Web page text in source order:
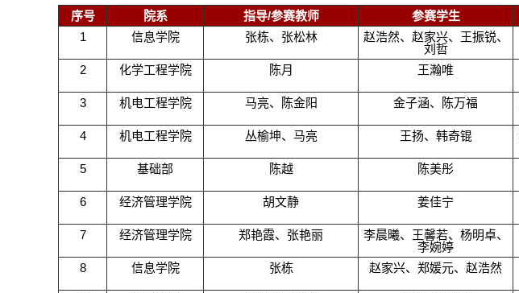
序号 院系 指导/参赛教师 参赛学生
1
信息学院 张栋、张松林
赵浩然、赵家兴、王振锐、
刘哲
2 化学工程学院 陈月 王瀚唯
3 机电工程学院 马亮、陈金阳 金子涵、陈万福
4 机电工程学院 丛榆坤、马亮 王扬、韩奇锟
5 基础部 陈越 陈美彤
6 经济管理学院 胡文静 姜佳宁
7 经济管理学院 郑艳霞、张艳丽
李晨曦、王馨若、杨明卓、
李婉婷
8 信息学院 张栋 赵家兴、郑媛元、赵浩然